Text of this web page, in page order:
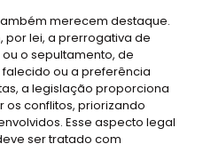
merecem destaque.
por lei, a prerrogativa de
o sepultamento, de
ou a preferência
a legislação proporciona
conflitos, priorizando
Esse aspecto legal
ser tratado com